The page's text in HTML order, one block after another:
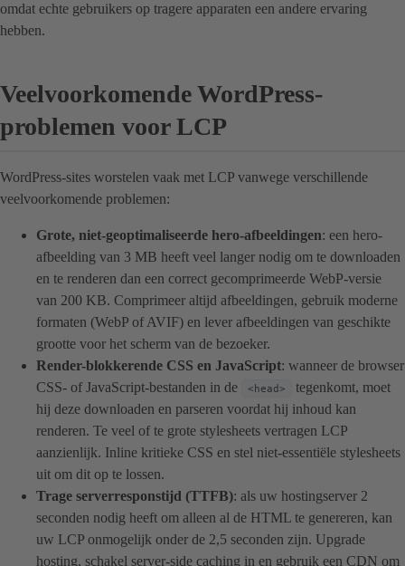
omdat echte gebruikers op tragere apparaten een andere ervaring
hebben.
Veelvoorkomende WordPress-
problemen voor LCP
WordPress-sites worstelen vaak met LCP vanwege verschillende
veelvoorkomende problemen:
Grote, niet-geoptimaliseerde hero-afbeeldingen: een hero-
afbeelding van 3 MB heeft veel langer nodig om te downloaden
en te renderen dan een correct gecomprimeerde WebP-versie
van 200 KB. Comprimeer altijd afbeeldingen, gebruik moderne
formaten (WebP of AVIF) en lever afbeeldingen van geschikte
grootte voor het scherm van de bezoeker.
Render-blokkerende CSS en JavaScript: wanneer de browser
CSS- of JavaScript-bestanden in de
<head>
tegenkomt, moet
hij deze downloaden en parseren voordat hij inhoud kan
renderen. Te veel of te grote stylesheets vertragen LCP
aanzienlijk. Inline kritieke CSS en stel niet-essentiële stylesheets
uit om dit op te lossen.
Trage serverresponstijd (TTFB): als uw hostingserver 2
seconden nodig heeft om alleen al de HTML te genereren, kan
uw LCP onmogelijk onder de 2,5 seconden zijn. Upgrade
hosting, schakel server-side caching in en gebruik een CDN om